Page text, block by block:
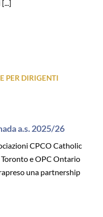
PER DIRIGENTI
a.s. 2025/26
CPCO Catholic
e OPC Ontario
una partnership